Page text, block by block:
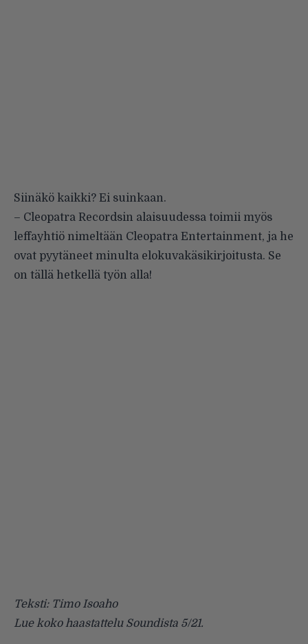
Siinäkö kaikki? Ei suinkaan.
– Cleopatra Recordsin alaisuudessa toimii myös
leffayhtiö nimeltään Cleopatra Entertainment, ja he
ovat pyytäneet minulta elokuvakäsikirjoitusta. Se
on tällä hetkellä työn alla!
Teksti: Timo Isoaho
Lue koko haastattelu Soundista 5/21.